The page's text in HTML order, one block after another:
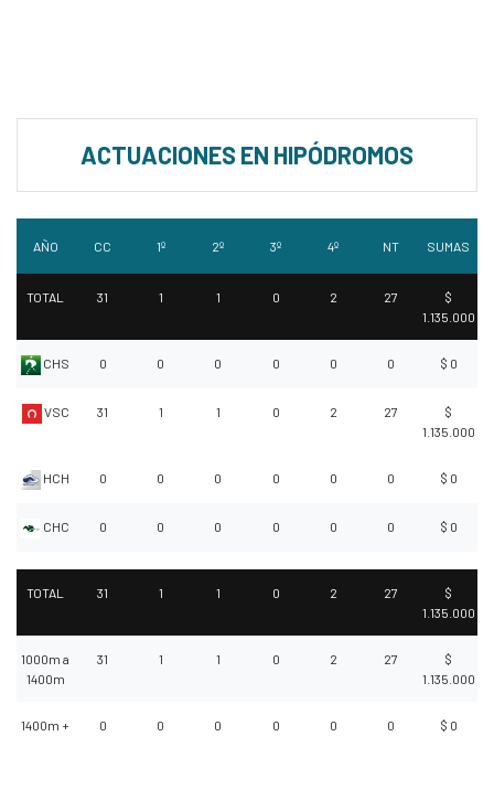
ACTUACIONES EN HIPÓDROMOS
AÑO CC 1º 2º 3º 4º NT SUMAS
TOTAL 31 1 1 0 2 27
$
1.135.000
CHS 0 0 0 0 0 0 $ 0
VSC 31 1 1 0 2 27
$
1.135.000
HCH 0 0 0 0 0 0 $ 0
CHC 0 0 0 0 0 0 $ 0
TOTAL 31 1 1 0 2 27
$
1.135.000
1000m a
1400m
31 1 1 0 2 27
$
1.135.000
1400m + 0 0 0 0 0 0 $ 0